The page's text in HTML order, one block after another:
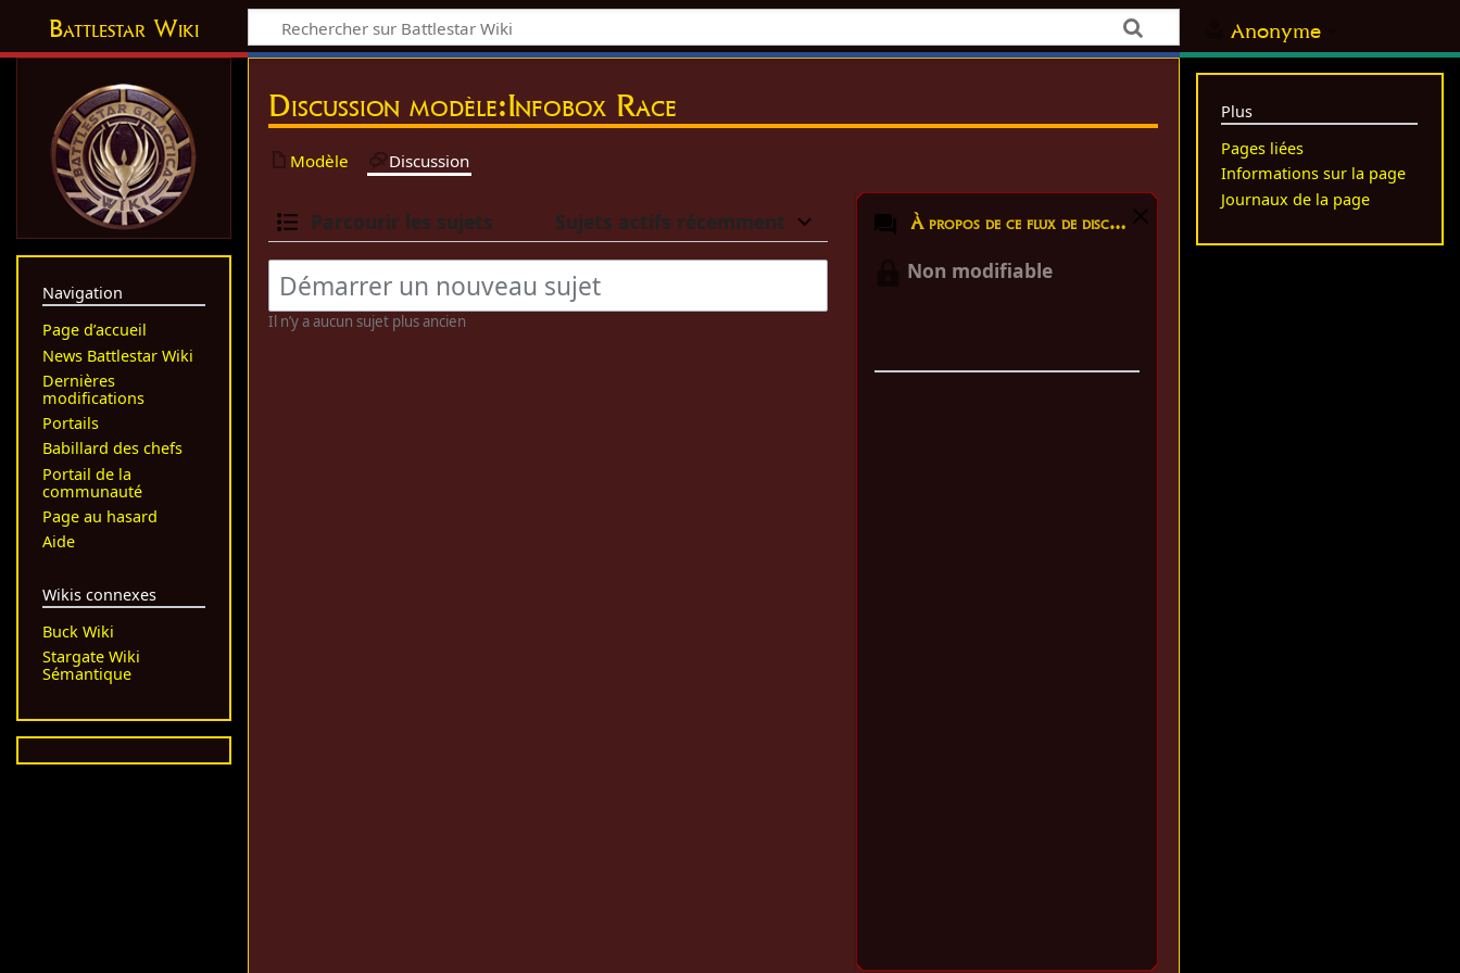
Anonyme
Battlestar Wiki
Discussion modèle:Infobox Race
Modèle Discussion
À propos de ce flux de discussion
Non modifiable
Parcourir les sujets Sujets actifs récemment
Il n’y a aucun sujet plus ancien
Navigation
Page d’accueil
News Battlestar Wiki
Dernières
modifications
Portails
Babillard des chefs
Portail de la
communauté
Page au hasard
Aide
Wikis connexes
Buck Wiki
Stargate Wiki
Sémantique
Plus
Pages liées
Informations sur la page
Journaux de la page